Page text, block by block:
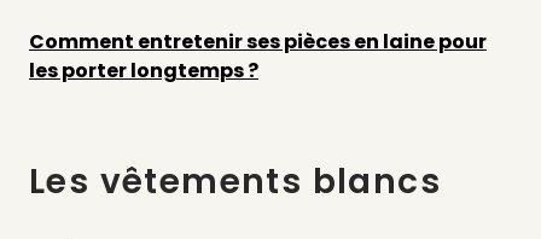
Comment entretenir ses pièces en laine pour
les porter longtemps ?
Les vêtements blancs